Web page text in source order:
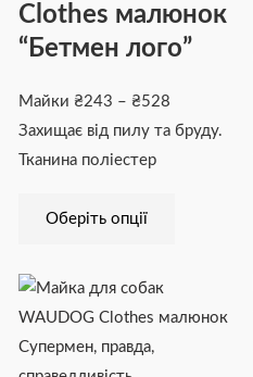
Clothes малюнок
“Бетмен лого”
Майки ₴243 – ₴528
Захищає від пилу та бруду.
Тканина поліестер
Оберіть опції
можна
вибрати
товару
цін:
товар